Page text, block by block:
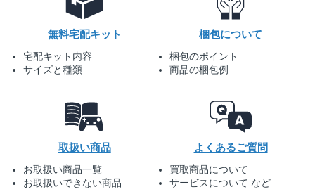
無料宅配キット
宅配キット内容
サイズと種類
梱包について
梱包のポイント
商品の梱包例
取扱い商品
お取扱い商品一覧
お取扱いできない商品
よくあるご質問
買取商品について
サービスについて など